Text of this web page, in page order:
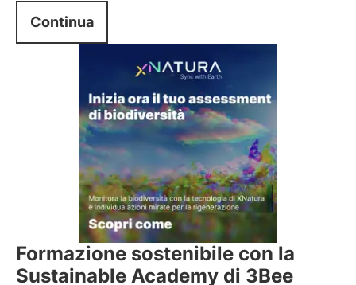
Continua
Formazione sostenibile con la
Sustainable Academy di 3Bee